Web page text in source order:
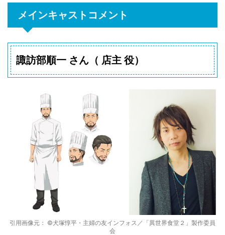
メインキャストコメント
諏訪部順一 さん（ 店主 役）
引用画像元： ©犬塚惇平・主婦の友インフォス／「異世界食堂２」製作委員
会